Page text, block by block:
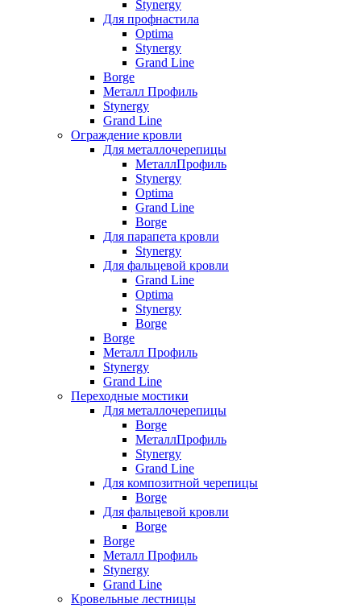
Stynergy
Для профнастила
Optima
Stynergy
Grand Line
Borge
Металл Профиль
Stynergy
Grand Line
Ограждение кровли
Для металлочерепицы
МеталлПрофиль
Stynergy
Optima
Grand Line
Borge
Для парапета кровли
Stynergy
Для фальцевой кровли
Grand Line
Optima
Stynergy
Borge
Borge
Металл Профиль
Stynergy
Grand Line
Переходные мостики
Для металлочерепицы
Borge
МеталлПрофиль
Stynergy
Grand Line
Для композитной черепицы
Borge
Для фальцевой кровли
Borge
Borge
Металл Профиль
Stynergy
Grand Line
Кровельные лестницы